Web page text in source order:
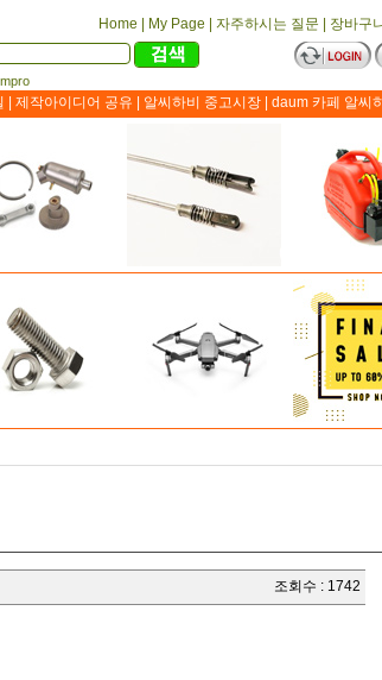
Home My Page 자주하시는 질문
장바구
제작아이디어 공유 알씨하비 중고시장 daum 카페 알씨
조회수 : 1742